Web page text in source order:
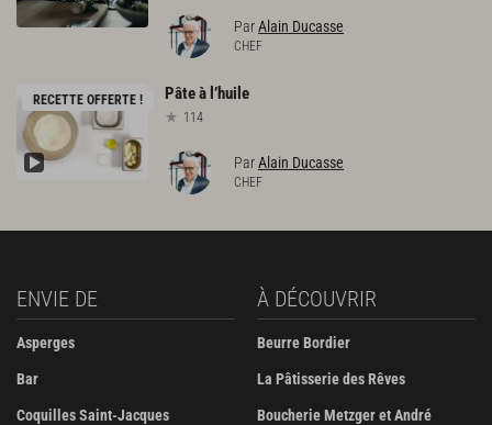
ParAlain Ducasse
CHEF
RECETTE OFFERTE ! Pâteà l’huile
114
ParAlain Ducasse
CHEF
ENVIE DE
Asperges
Bar
Coquilles Saint-Jacques
À DÉCOUVRIR
Beurre Bordier
La Pâtisserie des Rêves
Boucherie Metzger et André